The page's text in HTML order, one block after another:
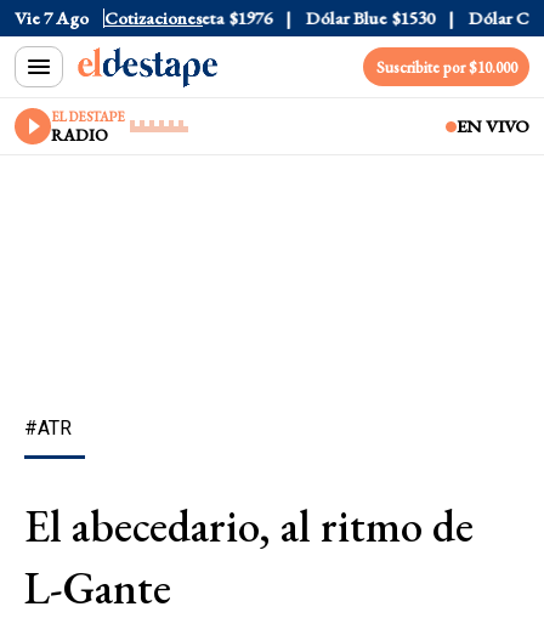
Vie 7 Ago Cotizaciones
$1520 Dólar Tarjeta $1976 Dólar Blue $1530 Dólar CCL
Suscribite por $10.000
EL DESTAPE
RADIO EN VIVO
#ATR
El abecedario, al ritmo de
L-Gante